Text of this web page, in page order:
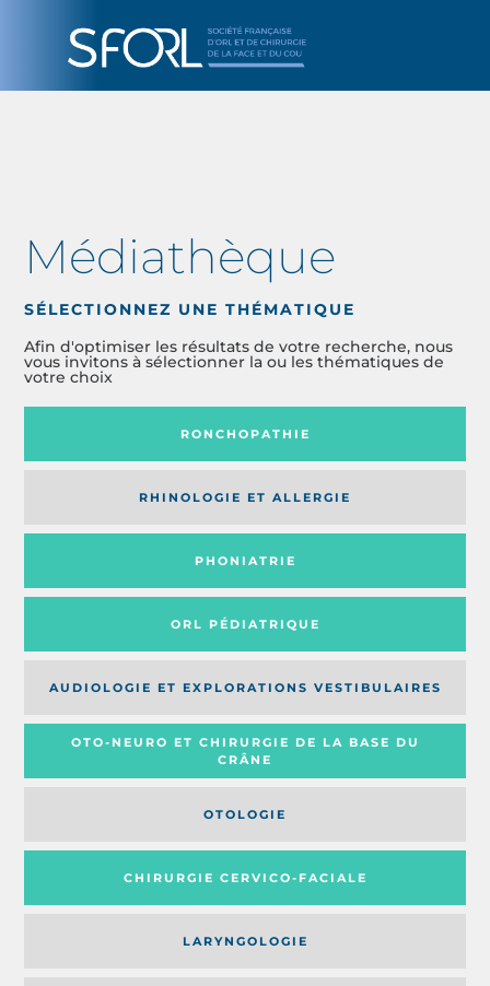
Médiathèque
SÉLECTIONNEZ UNE THÉMATIQUE
Afin d'optimiser les résultats de votre recherche, nous
vous invitons à sélectionner la ou les thématiques de
votre choix
RONCHOPATHIE
RHINOLOGIE ET ALLERGIE
PHONIATRIE
ORL PÉDIATRIQUE
AUDIOLOGIE ET EXPLORATIONS VESTIBULAIRES
OTO-NEURO ET CHIRURGIE DE LA BASE DU
CRÂNE
OTOLOGIE
CHIRURGIE CERVICO-FACIALE
LARYNGOLOGIE